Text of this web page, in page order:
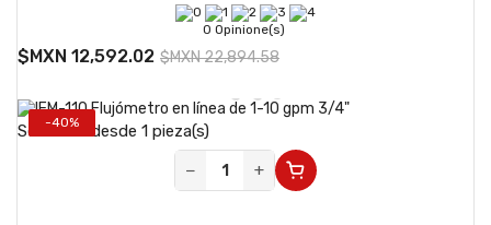
0 Opinione(s)
$MXN 12,592.02 $MXN 22,894.58
-40%
Se vende desde 1 pieza(s)
−
+